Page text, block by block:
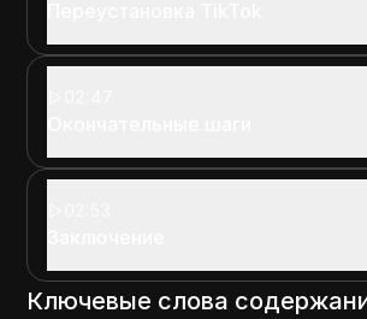
Ключевые слова